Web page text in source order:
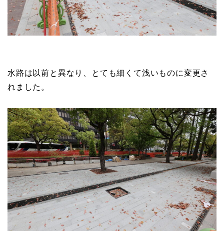
水路は以前と異なり、とても細くて浅いものに変更さ
れました。